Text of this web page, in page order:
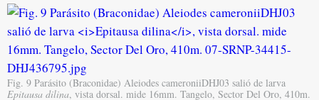
Fig. 9 Parásito (Braconidae) Aleiodes cameroniiDHJ03 salió de larva
Epitausa dilina, vista dorsal. mide 16mm. Tangelo, Sector Del Oro, 410m.